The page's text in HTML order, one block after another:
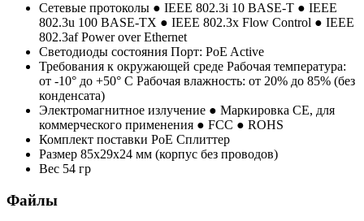
Сетевые протоколы ● IEEE 802.3i 10 BASE-T ● IEEE
802.3u 100 BASE-TX ● IEEE 802.3x Flow Control ● IEEE
802.3af Power over Ethernet
Светодиоды состояния Порт: PoE Active
Требования к окружающей среде Рабочая температура:
от -10° до +50° C Рабочая влажность: от 20% до 85% (без
конденсата)
Электромагнитное излучение ● Маркировка CE, для
коммерческого применения ● FCC ● ROHS
Комплект поставки PoE Сплиттер
Размер 85x29x24 мм (корпус без проводов)
Вес 54 гр
Файлы